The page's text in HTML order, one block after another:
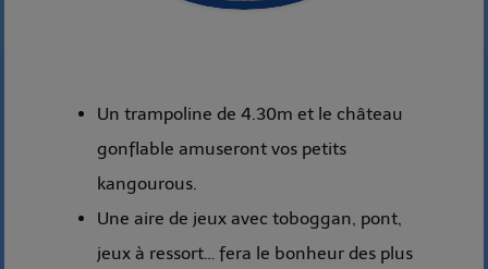
Un trampoline de 4.30m et le château
gonflable amuseront vos petits
kangourous.
Une aire de jeux avec toboggan, pont,
jeux à ressort… fera le bonheur des plus